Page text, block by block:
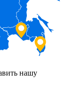
нашу